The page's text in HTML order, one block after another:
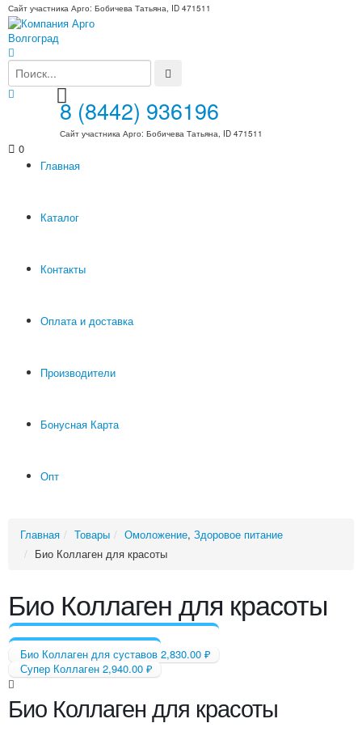
Сайт участника Арго: Бобичева Татьяна, ID 471511
8 (8442) 936196
Сайт участника Арго: Бобичева Татьяна, ID 471511
0
Главная
Каталог
Контакты
Оплата и доставка
Производители
Бонусная Карта
Опт
Главная Товары Омоложение, Здоровое питание
Био Коллаген для красоты
Био Коллаген для красоты
Био Коллаген для суставов 2,830.00 ₽
Супер Коллаген 2,940.00 ₽
Био Коллаген для красоты